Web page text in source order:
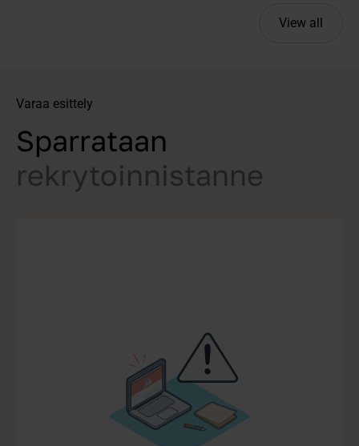
View all
Varaa esittely
Sparrataan
rekrytoinnistanne